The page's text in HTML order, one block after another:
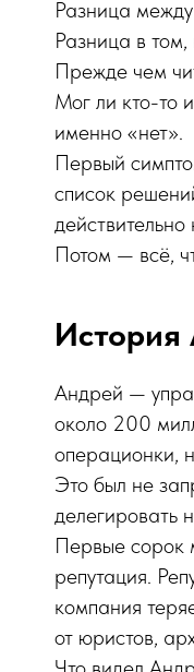
Разница
Разница в том,
Прежде чем
Мог ли кто-то
именно «нет».
Первый
список
Потом — всё,
История
Андрей —
около 200
операционки,
Это был не
делегировать
Первые сорок
репутация.
компания
от юристов,